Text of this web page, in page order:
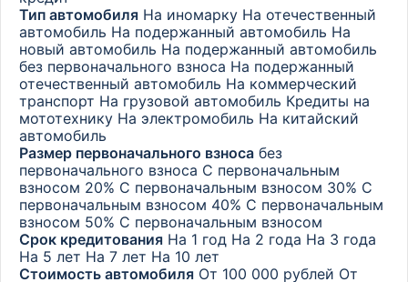
Тип автомобиля На иномарку На отечественный
автомобиль На подержанный автомобиль На
новый автомобиль На подержанный автомобиль
без первоначального взноса На подержанный
отечественный автомобиль На коммерческий
транспорт На грузовой автомобиль Кредиты на
мототехнику На электромобиль На китайский
автомобиль
Размер первоначального взноса без
первоначального взноса С первоначальным
взносом 20% С первоначальным взносом 30% С
первоначальным взносом 40% С первоначальным
взносом 50% С первоначальным взносом
Срок кредитования На 1 год На 2 года На 3 года
На 5 лет На 7 лет На 10 лет
Стоимость автомобиля От 100 000 рублей От